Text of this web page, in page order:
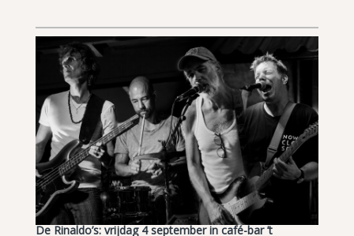
De Rinaldo’s: vrijdag 4 september in café-bar ’t